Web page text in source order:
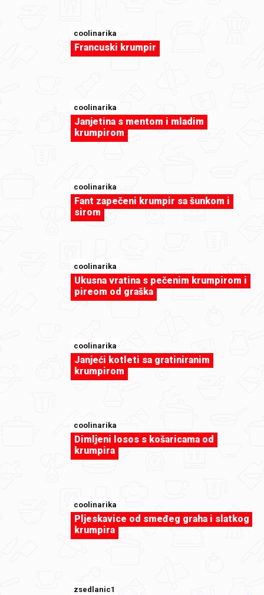
sweet-tooth
Božićni kolačići by coolinarika
sweet-tooth
Bižićni kolačići na okupu
coolinarika
Francuski krumpir
coolinarika
Janjetina s mentom i mladim
krumpirom
coolinarika
Fant zapečeni krumpir sa šunkom i
sirom
coolinarika
Ukusna vratina s pečenim krumpirom i
pireom od graška
coolinarika
Janjeći kotleti sa gratiniranim
krumpirom
coolinarika
Dimljeni losos s košaricama od
krumpira
coolinarika
Pljeskavice od smeđeg graha i slatkog
krumpira
zsedlanic1